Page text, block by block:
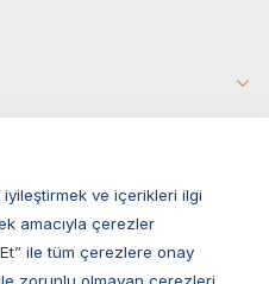
ve içerikleri ilgi
amacıyla çerezler
ile tüm çerezlere onay